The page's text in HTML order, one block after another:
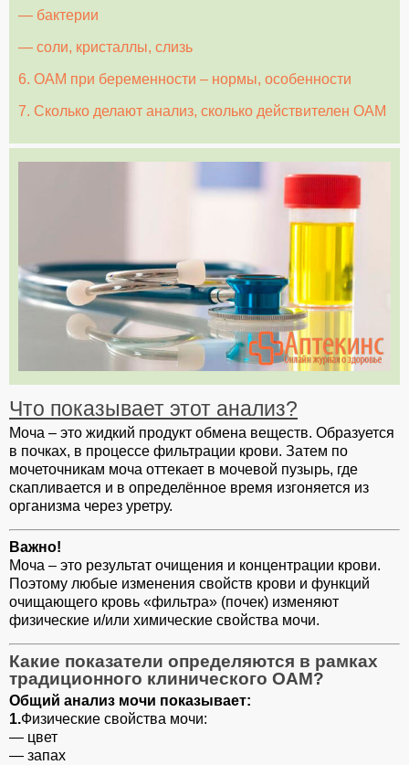
— бактерии
— соли, кристаллы, слизь
6. ОАМ при беременности – нормы, особенности
7. Сколько делают анализ, сколько действителен ОАМ
Что показывает этот анализ?
Моча – это жидкий продукт обмена веществ. Образуется
в почках, в процессе фильтрации крови. Затем по
мочеточникам моча оттекает в мочевой пузырь, где
скапливается и в определённое время изгоняется из
организма через уретру.
Важно!
Моча – это результат очищения и концентрации крови.
Поэтому любые изменения свойств крови и функций
очищающего кровь «фильтра» (почек) изменяют
физические и/или химические свойства мочи.
Какие показатели определяются в рамках
традиционного клинического ОАМ?
Общий анализ мочи показывает:
1.Физические свойства мочи:
— цвет
— запах